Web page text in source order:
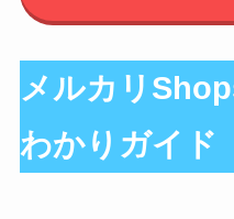
メルカリ
わかりガイド